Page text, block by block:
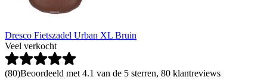
Dresco Fietszadel Urban XL Bruin
Veel verkocht
(80)Beoordeeld met 4.1 van de 5 sterren, 80 klantreviews